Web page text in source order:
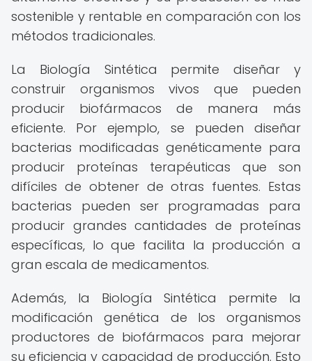
sostenible y rentable en comparación con los
métodos tradicionales.
La Biología Sintética permite diseñar y
construir organismos vivos que pueden
producir biofármacos de manera más
eficiente. Por ejemplo, se pueden diseñar
bacterias modificadas genéticamente para
producir proteínas terapéuticas que son
difíciles de obtener de otras fuentes. Estas
bacterias pueden ser programadas para
producir grandes cantidades de proteínas
específicas, lo que facilita la producción a
gran escala de medicamentos.
Además, la Biología Sintética permite la
modificación genética de los organismos
productores de biofármacos para mejorar
su eficiencia y capacidad de producción. Esto